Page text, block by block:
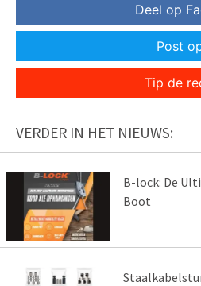
Deel op
Post
Tip de
VERDER IN HET NIEUWS:
B-lock: De
Boot